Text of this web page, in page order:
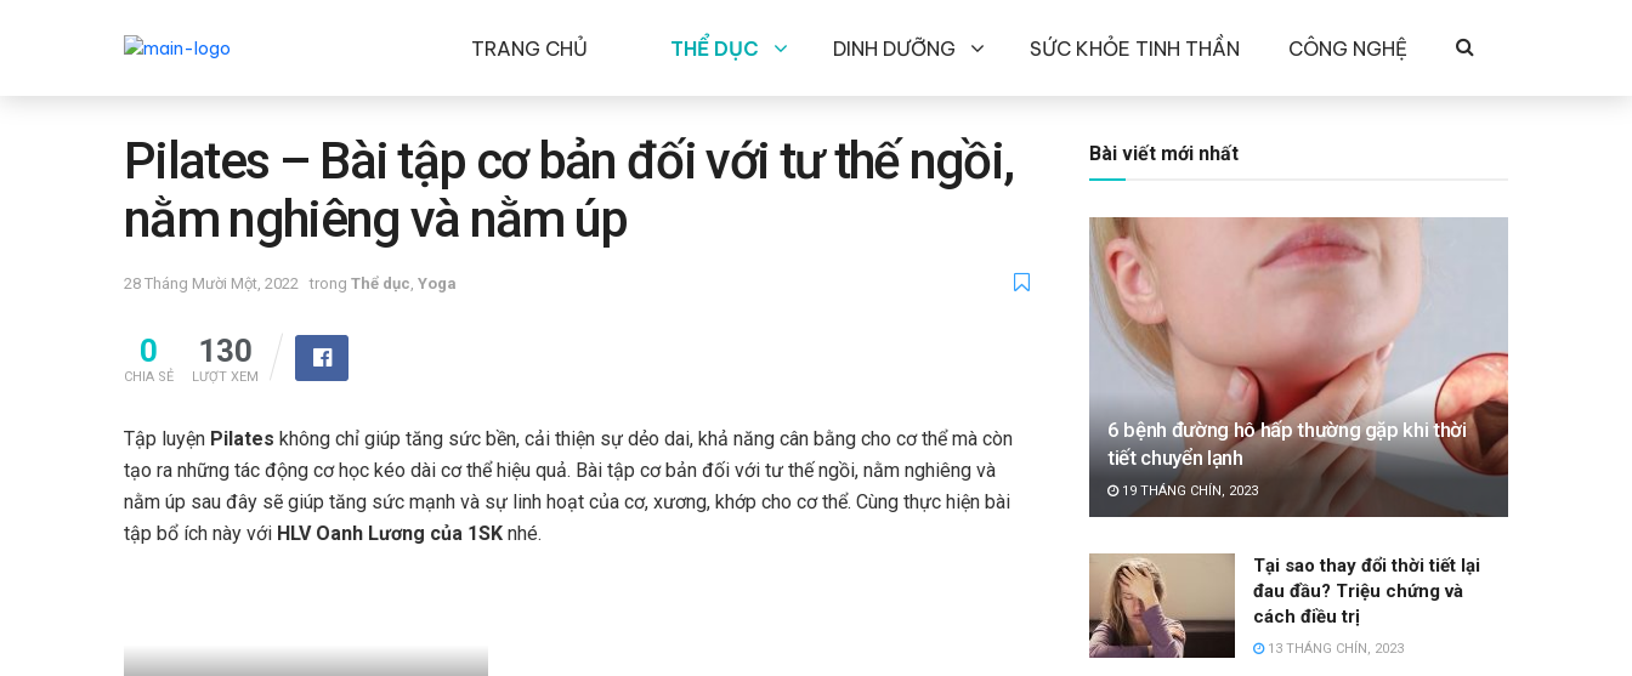
TRANG CHỦ THỂ DỤC DINH DƯỠNG SỨC KHỎE TINH THẦN CÔNG NGHỆ
Pilates – Bài tập cơ bản đối với tư thế ngồi,
nằm nghiêng và nằm úp
28 Tháng Mười Một, 2022 trong Thể dục, Yoga
0
CHIA SẺ
130
LƯỢT XEM
Tập luyện Pilates không chỉ giúp tăng sức bền, cải thiện sự dẻo dai, khả năng cân bằng cho cơ thể mà còn
tạo ra những tác động cơ học kéo dài cơ thể hiệu quả. Bài tập cơ bản đối với tư thế ngồi, nằm nghiêng và
nằm úp sau đây sẽ giúp tăng sức mạnh và sự linh hoạt của cơ, xương, khớp cho cơ thể. Cùng thực hiện bài
tập bổ ích này với HLV Oanh Lương của 1SK nhé.
Bài viết mới nhất
6 bệnh đường hô hấp thường gặp khi thời
tiết chuyển lạnh
19 THÁNG CHÍN, 2023
Tại sao thay đổi thời tiết lại
đau đầu? Triệu chứng và
cách điều trị
13 THÁNG CHÍN, 2023